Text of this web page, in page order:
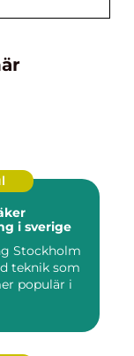
i sverige
Stockholm
teknik som
populär i